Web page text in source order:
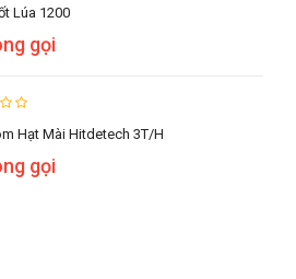
Lúa 1200
gọi
Hạt Mài Hitdetech 3T/h
gọi